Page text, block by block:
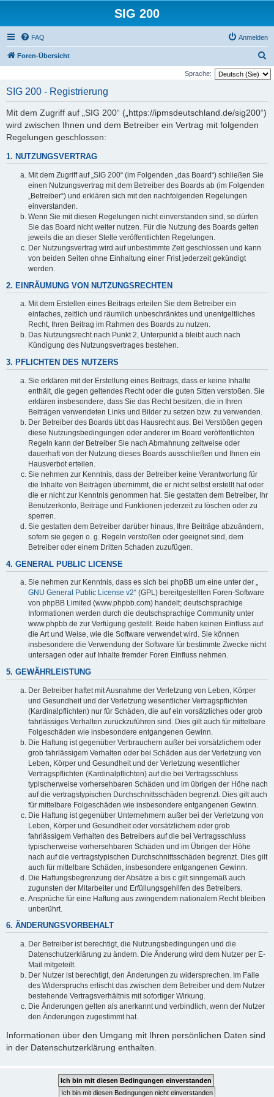
SIG 200
FAQ Anmelden
Foren-Übersicht
u
Sprache:
SIG 200 - Registrierung
Mit dem Zugriff auf „SIG 200“ („https://ipmsdeutschland.de/sig200“)
wird zwischen Ihnen und dem Betreiber ein Vertrag mit folgenden
Regelungen geschlossen:
1. NUTZUNGSVERTRAG
Mit dem Zugriff auf „SIG 200“ (im Folgenden „das Board“) schließen Sie
einen Nutzungsvertrag mit dem Betreiber des Boards ab (im Folgenden
„Betreiber“) und erklären sich mit den nachfolgenden Regelungen
einverstanden.
Wenn Sie mit diesen Regelungen nicht einverstanden sind, so dürfen
Sie das Board nicht weiter nutzen. Für die Nutzung des Boards gelten
jeweils die an dieser Stelle veröffentlichten Regelungen.
Der Nutzungsvertrag wird auf unbestimmte Zeit geschlossen und kann
von beiden Seiten ohne Einhaltung einer Frist jederzeit gekündigt
werden.
2. EINRÄUMUNG VON NUTZUNGSRECHTEN
Mit dem Erstellen eines Beitrags erteilen Sie dem Betreiber ein
einfaches, zeitlich und räumlich unbeschränktes und unentgeltliches
Recht, Ihren Beitrag im Rahmen des Boards zu nutzen.
Das Nutzungsrecht nach Punkt 2, Unterpunkt a bleibt auch nach
Kündigung des Nutzungsvertrages bestehen.
3. PFLICHTEN DES NUTZERS
Sie erklären mit der Erstellung eines Beitrags, dass er keine Inhalte
enthält, die gegen geltendes Recht oder die guten Sitten verstoßen. Sie
erklären insbesondere, dass Sie das Recht besitzen, die in Ihren
Beiträgen verwendeten Links und Bilder zu setzen bzw. zu verwenden.
Der Betreiber des Boards übt das Hausrecht aus. Bei Verstößen gegen
diese Nutzungsbedingungen oder anderer im Board veröffentlichten
Regeln kann der Betreiber Sie nach Abmahnung zeitweise oder
dauerhaft von der Nutzung dieses Boards ausschließen und Ihnen ein
Hausverbot erteilen.
Sie nehmen zur Kenntnis, dass der Betreiber keine Verantwortung für
die Inhalte von Beiträgen übernimmt, die er nicht selbst erstellt hat oder
die er nicht zur Kenntnis genommen hat. Sie gestatten dem Betreiber, Ihr
Benutzerkonto, Beiträge und Funktionen jederzeit zu löschen oder zu
sperren.
Sie gestatten dem Betreiber darüber hinaus, Ihre Beiträge abzuändern,
sofern sie gegen o. g. Regeln verstoßen oder geeignet sind, dem
Betreiber oder einem Dritten Schaden zuzufügen.
4. GENERAL PUBLIC LICENSE
Sie nehmen zur Kenntnis, dass es sich bei phpBB um eine unter der „
GNU General Public License v2“ (GPL) bereitgestellten Foren-Software
von phpBB Limited (www.phpbb.com) handelt; deutschsprachige
Informationen werden durch die deutschsprachige Community unter
www.phpbb.de zur Verfügung gestellt. Beide haben keinen Einfluss auf
die Art und Weise, wie die Software verwendet wird. Sie können
insbesondere die Verwendung der Software für bestimmte Zwecke nicht
untersagen oder auf Inhalte fremder Foren Einfluss nehmen.
5. GEWÄHRLEISTUNG
Der Betreiber haftet mit Ausnahme der Verletzung von Leben, Körper
und Gesundheit und der Verletzung wesentlicher Vertragspflichten
(Kardinalpflichten) nur für Schäden, die auf ein vorsätzliches oder grob
fahrlässiges Verhalten zurückzuführen sind. Dies gilt auch für mittelbare
Folgeschäden wie insbesondere entgangenen Gewinn.
Die Haftung ist gegenüber Verbrauchern außer bei vorsätzlichem oder
grob fahrlässigem Verhalten oder bei Schäden aus der Verletzung von
Leben, Körper und Gesundheit und der Verletzung wesentlicher
Vertragspflichten (Kardinalpflichten) auf die bei Vertragsschluss
typischerweise vorhersehbaren Schäden und im übrigen der Höhe nach
auf die vertragstypischen Durchschnittsschäden begrenzt. Dies gilt auch
für mittelbare Folgeschäden wie insbesondere entgangenen Gewinn.
Die Haftung ist gegenüber Unternehmern außer bei der Verletzung von
Leben, Körper und Gesundheit oder vorsätzlichem oder grob
fahrlässigem Verhalten des Betreibers auf die bei Vertragsschluss
typischerweise vorhersehbaren Schäden und im Übrigen der Höhe
nach auf die vertragstypischen Durchschnittsschäden begrenzt. Dies gilt
auch für mittelbare Schäden, insbesondere entgangenen Gewinn.
Die Haftungsbegrenzung der Absätze a bis c gilt sinngemäß auch
zugunsten der Mitarbeiter und Erfüllungsgehilfen des Betreibers.
Ansprüche für eine Haftung aus zwingendem nationalem Recht bleiben
unberührt.
6. ÄNDERUNGSVORBEHALT
Der Betreiber ist berechtigt, die Nutzungsbedingungen und die
Datenschutzerklärung zu ändern. Die Änderung wird dem Nutzer per E-
Mail mitgeteilt.
Der Nutzer ist berechtigt, den Änderungen zu widersprechen. Im Falle
des Widerspruchs erlischt das zwischen dem Betreiber und dem Nutzer
bestehende Vertragsverhältnis mit sofortiger Wirkung.
Die Änderungen gelten als anerkannt und verbindlich, wenn der Nutzer
den Änderungen zugestimmt hat.
Informationen über den Umgang mit Ihren persönlichen Daten sind
in der Datenschutzerklärung enthalten.